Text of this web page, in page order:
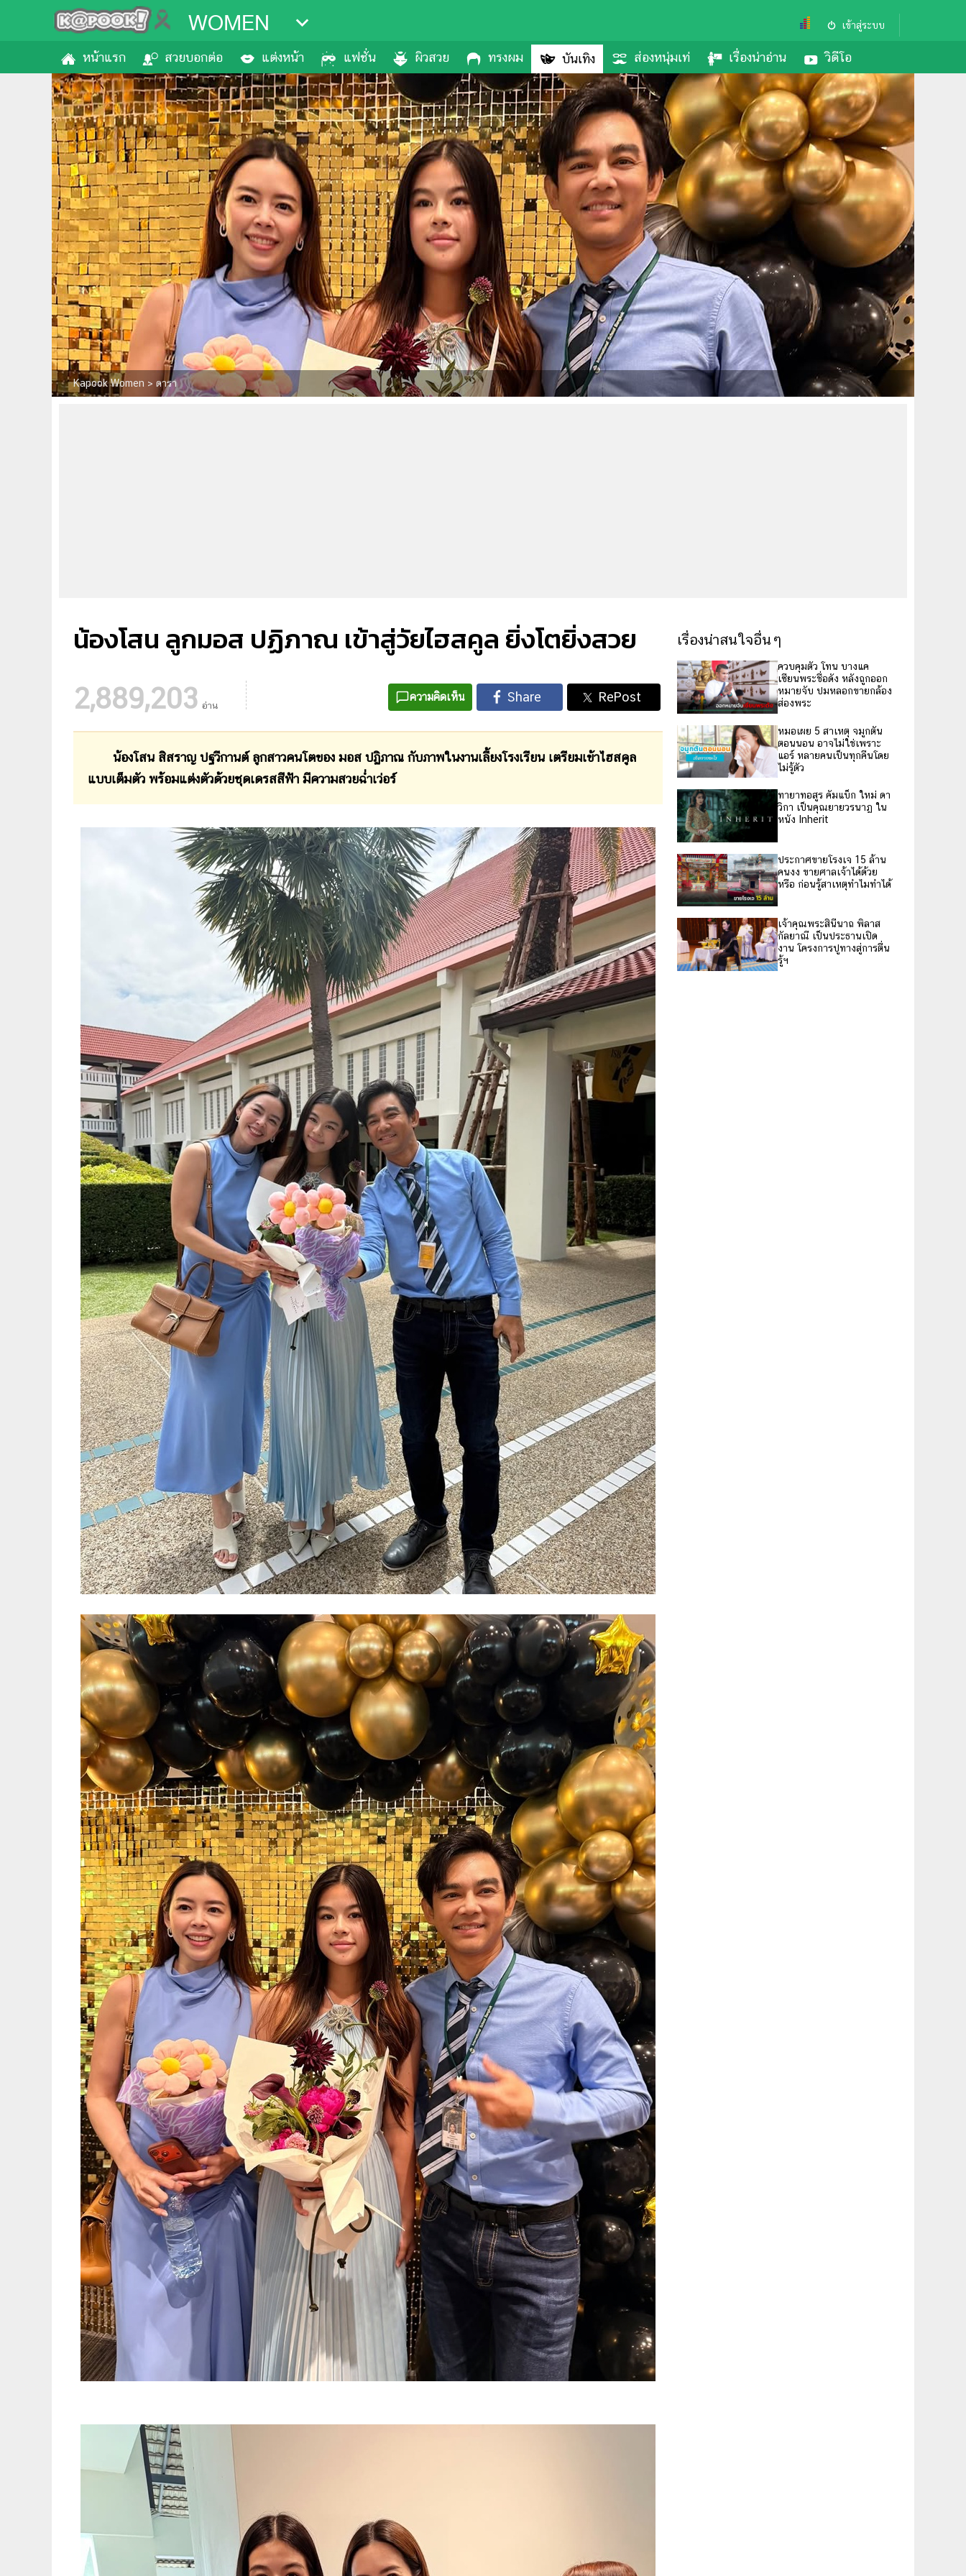
WOMEN เข้าสู่ระบบ
หน้าแรก สวยบอกต่อ แต่งหน้า แฟชั่น ผิวสวย ทรงผม บันเทิง ส่องหนุ่มเท่ เรื่องน่าอ่าน วิดีโอ
Kapook Women > ดารา
น้องโสน ลูกมอส ปฏิภาณ เข้าสู่วัยไฮสคูล ยิ่งโตยิ่งสวย
2,889,203 อ่าน
ความคิดเห็น
น้องโสน สิสราญ ปฐวีกานต์ ลูกสาวคนโตของ มอส ปฏิภาณ กับภาพในงานเลี้ยงโรงเรียน เตรียมเข้าไฮสคูล
แบบเต็มตัว พร้อมแต่งตัวด้วยชุดเดรสสีฟ้า มีความสวยฉ่ำเว่อร์
เรื่องน่าสนใจอื่นๆ
ควบคุมตัว โทน บางแค
เซียนพระชื่อดัง หลังถูกออก
หมายจับ ปมหลอกขายกล้อง
ส่องพระ
หมอเผย 5 สาเหตุ จมูกตัน
ตอนนอน อาจไม่ใช่เพราะ
แอร์ หลายคนเป็นทุกคืนโดย
ไม่รู้ตัว
ทายาทอสูร คัมแบ็ก ใหม่ ดา
วิกา เป็นคุณยายวรนาฏ ใน
หนัง Inherit
ประกาศขายโรงเจ 15 ล้าน
คนงง ขายศาลเจ้าได้ด้วย
หรือ ก่อนรู้สาเหตุทำไมทำได้
เจ้าคุณพระสินีนาถ พิลาส
กัลยาณี เป็นประธานเปิด
งาน โครงการปูทางสู่การตื่น
รู้ฯ